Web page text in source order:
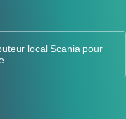
local Scania pour